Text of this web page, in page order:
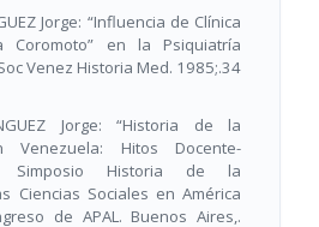
Jorge: “Influencia de Clínica
Coromoto” en la Psiquiatría
Venez Historia Med. 1985;.34
Jorge: “Historia de la
Venezuela: Hitos Docente-
Simposio Historia de la
Ciencias Sociales en América
de APAL. Buenos Aires,.